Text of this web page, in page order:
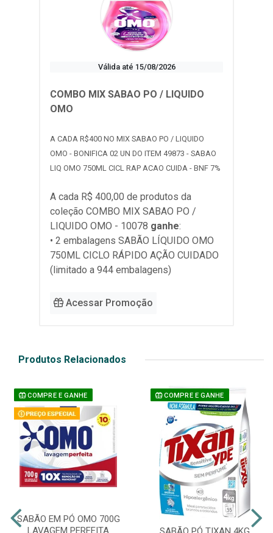
Válida até 15/08/2026
COMBO MIX SABAO PO / LIQUIDO
OMO
A CADA R$400 NO MIX SABAO PO / LIQUIDO
OMO - BONIFICA 02 UN DO ITEM 49873 - SABAO
LIQ OMO 750ML CICL RAP ACAO CUIDA - BNF 7%
A cada R$ 400,00 de produtos da
coleção COMBO MIX SABAO PO /
LIQUIDO OMO - 10078 ganhe:
• 2 embalagens SABÃO LÍQUIDO OMO
750ML CICLO RÁPIDO AÇÃO CUIDADO
(limitado a 944 embalagens)
Acessar Promoção
Produtos Relacionados
COMPRE E GANHE
SABÃO EM PÓ OMO 700G
COMPRE E GANHE